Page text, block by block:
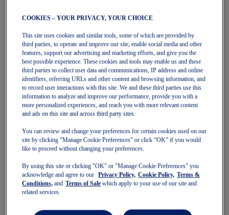
Laufen
Hallen
Kindersportstyle -Schuhe
Sportartikel
Laufen
Schuhe
Bekleidung
Tennis
Schuhe
Bekleidung
Padel
Bekleidung
Kollektionen
Länger laufen - Neutrale
GEL-NIMBUS
GEL-CUMULUS
GEL-PULSE
Länger laufen - Stabilitäts
GT-2000
COOKIES – YOUR PRIVACY, YOUR CHOICE
This site uses cookies and similar tools, some of which are provided by
third parties, to operate and improve our site, enable social media and other
features, support our advertising and marketing efforts, and give you the
best possible experience. These cookies and tools may enable us and these
third parties to collect user data and communications, IP address and online
identifiers, referring URLs and other content and browsing information, and
to record user interactions with this site. We and these third parties use this
information to analyze and improve our performance, provide you with a
more personalized experiences, and reach you with more relevant content
and ads on this site and across third party sites.
You can review and change your preferences for certain cookies used on our
site by clicking "Manage Cookie Preferences" or click “OK” if you would
like to proceed without changing your preferences.
By using this site or clicking "OK" or "Manage Cookie Preferences" you
acknowledge and agree to our
Privacy Policy, Cookie Policy, Terms &
Conditions, and Terms of Sale which apply to your use of our site and
related services.